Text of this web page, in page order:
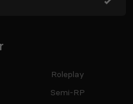
Roleplay
Semi-RP